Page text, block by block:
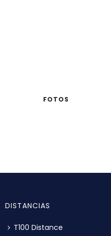
FOTOS
DISTANCIAS
T100 Distance